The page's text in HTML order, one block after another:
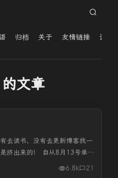
归档 关于 友情链接 读者
文章
去读书、没有去更新博客找一
挤出来的！ 自从8月13号单位
是在上班状态。到现在的二十
6.8k 21